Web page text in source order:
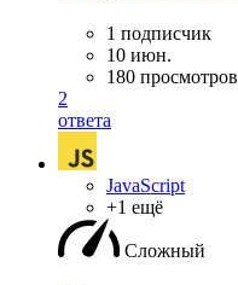
1 подписчик
10 июн.
180 просмотров
2
ответа
JavaScript
+1 ещё
Сложный